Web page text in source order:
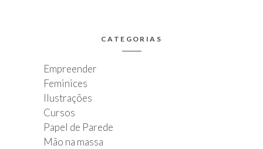
CATEGORIAS
Empreender
Feminices
Ilustrações
Cursos
Papel de Parede
Mão na massa